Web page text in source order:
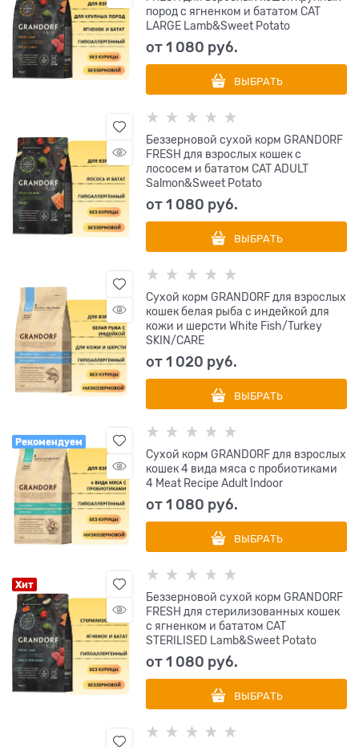
пород с ягненком и бататом CAT
LARGE Lamb&Sweet Potato
от1 080 руб.
ВЫБРАТЬ
Беззерновой cухой корм GRANDORF
FRESH для взрослых кошек с
лососем и бататом CAT ADULT
Salmon&Sweet Potato
от1 080 руб.
ВЫБРАТЬ
Сухой корм GRANDORF для взрослых
кошек белая рыба с индейкой для
кожи и шерсти White Fish/Turkey
SKIN/CARE
от1 020 руб.
ВЫБРАТЬ
Рекомендуем
Сухой корм GRANDORF для взрослых
кошек 4 вида мяса с пробиотиками
4 Meat Recipe Adult Indoor
от1 080 руб.
ВЫБРАТЬ
Хит
Беззерновой cухой корм GRANDORF
FRESH для стерилизованных кошек
с ягненком и бататом CAT
STERILISED Lamb&Sweet Potato
от1 080 руб.
ВЫБРАТЬ